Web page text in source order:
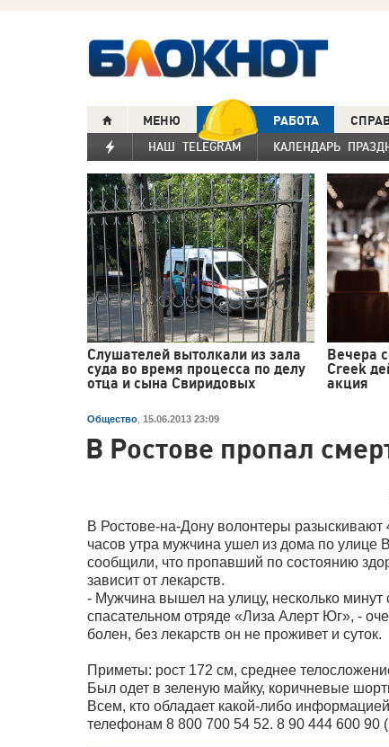
МЕНЮ РАБОТА
НАШ TELEGRAM КАЛЕНДАРЬ
Слушателей вытолкали из зала
суда во время процесса по делу
отца и сына Свиридовых
Вечера
Creek
акция
Общество 15.06.2013 23:09
В Ростове пропал
В Ростове-на-Дону волонтеры
часов утра мужчина ушел из дома по улице
сообщили, что пропавший по состоянию
зависит от лекарств.
- Мужчина вышел на улицу, несколько минут
спасательном отряде «Лиза Алерт Юг», -
болен, без лекарств он не проживет и суток.
Приметы: рост 172 см, среднее
Был одет в зеленую майку, коричневые
Всем, кто обладает какой-либо
телефонам 8 800 700 54 52. 8 90 444 600 90